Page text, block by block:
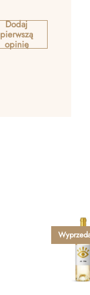
Dodaj
pierwszą
opinię